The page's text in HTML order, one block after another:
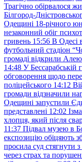
Трагічно обірвалося
Білгород-
Одещині 18-річного
незаконний обіг
гривень 15:56 В Одесі
футбольний стадіон
громаді відкрили
14:48 У Бессарабській
обговорення щодо
поліцейського 14:12
громади відзначили
Одещині запустили
представлені 12:02
хлопця, який після
11:37 Підвал музею в
експозицію обіцяють
просила суд стягнути
через страх та